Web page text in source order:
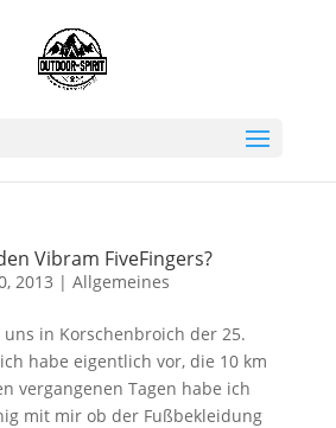
Vibram FiveFingers?
2013 | Allgemeines
in Korschenbroich der 25.
habe eigentlich vor, die 10 km
vergangenen Tagen habe ich
mit mir ob der Fußbekleidung